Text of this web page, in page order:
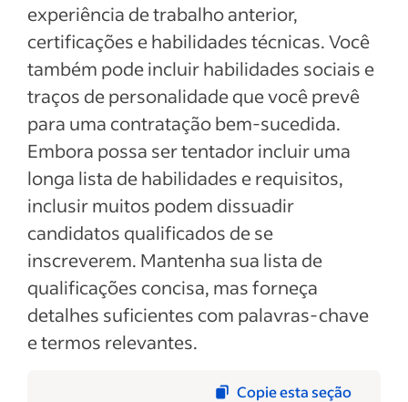
experiência de trabalho anterior,
certificações e habilidades técnicas. Você
também pode incluir habilidades sociais e
traços de personalidade que você prevê
para uma contratação bem-sucedida.
Embora possa ser tentador incluir uma
longa lista de habilidades e requisitos,
inclusir muitos podem dissuadir
candidatos qualificados de se
inscreverem. Mantenha sua lista de
qualificações concisa, mas forneça
detalhes suficientes com palavras-chave
e termos relevantes.
Copie esta seção